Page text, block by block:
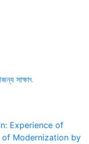
সাক্ষাৎ
Experience of
of Modernization by